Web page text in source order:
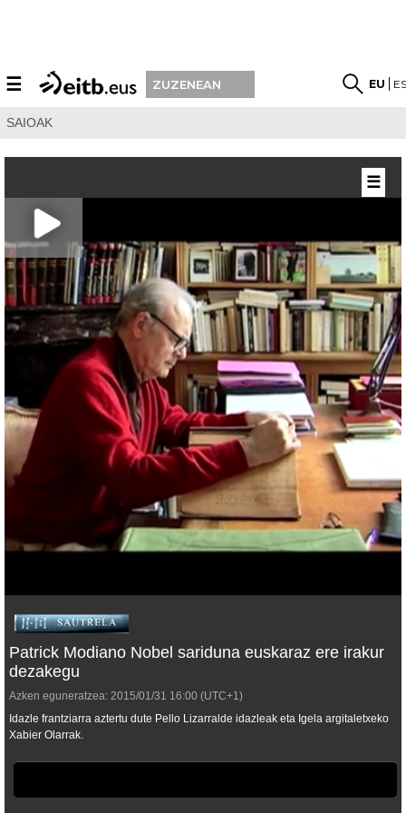
☰ ZUZENEAN EU
SAIOAK
Patrick Modiano Nobel sariduna euskaraz ere irakur
dezakegu
Azken eguneratzea: 2015/01/31 16:00 (UTC+1)
Idazle frantziarra aztertu dute Pello Lizarralde idazleak eta Igela argitaletxeko
Xabier Olarrak.
☰